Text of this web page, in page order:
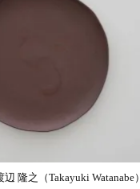
隆之（Takayuki Watanabe）